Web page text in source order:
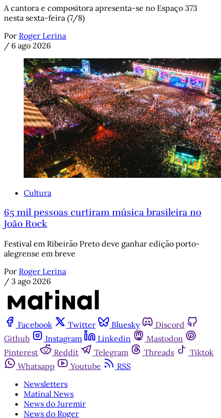
A cantora e compositora apresenta-se no Espaço 373
nesta sexta-feira (7/8)
Por Roger Lerina
/ 6 ago 2026
Cultura
65 mil pessoas curtiram música brasileira no
João Rock
Festival em Ribeirão Preto deve ganhar edição porto-
alegrense em breve
Por Roger Lerina
/ 3 ago 2026
Facebook Twitter Bluesky
Discord
Github
Instagram Linkedin
Mastodon
Pinterest
Reddit Telegram Threads
Tiktok
Whatsapp
Youtube
RSS
Newsletters
Matinal News
News do Juremir
News do Roger